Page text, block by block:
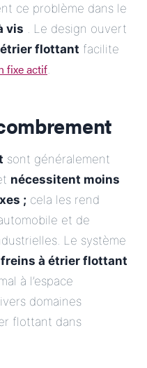
ce problème dans le
vis . Le design ouvert
flottant facilite
fixe actif.
sont généralement
nécessitent moins
; cela les rend
et de
Le système
freins à étrier flottant
à l’espace
domaines
flottant dans